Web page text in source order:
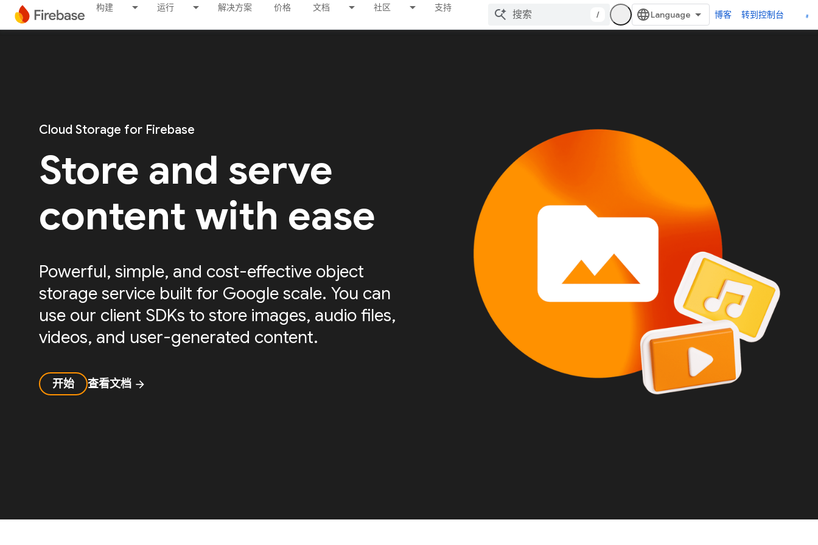
构建 运行 解决方案 价格 文档 社区 支持
/ 博客 转到控制台
Cloud Storage for Firebase
Store and serve
content with ease
Powerful, simple, and cost-effective object
storage service built for Google scale. You can
use our client SDKs to store images, audio files,
videos, and user-generated content.
开始 查看文档 arrow_forward